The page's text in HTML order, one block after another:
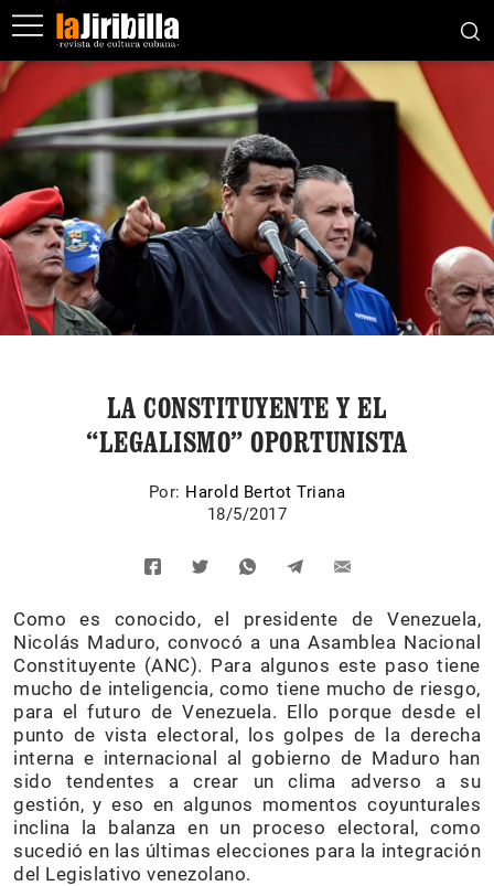
LA CONSTITUYENTE Y EL
“LEGALISMO” OPORTUNISTA
Por: Harold Bertot Triana
18/5/2017
Como es conocido, el presidente de Venezuela,
Nicolás Maduro, convocó a una Asamblea Nacional
Constituyente (ANC). Para algunos este paso tiene
mucho de inteligencia, como tiene mucho de riesgo,
para el futuro de Venezuela. Ello porque desde el
punto de vista electoral, los golpes de la derecha
interna e internacional al gobierno de Maduro han
sido tendentes a crear un clima adverso a su
gestión, y eso en algunos momentos coyunturales
inclina la balanza en un proceso electoral, como
sucedió en las últimas elecciones para la integración
del Legislativo venezolano.